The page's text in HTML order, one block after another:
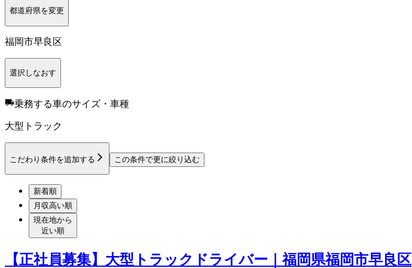
都道府県を変更
福岡市早良区
選択しなおす
乗務する車のサイズ・車種
大型トラック
こだわり条件を追加する この条件で更に絞り込む
新着順
月収高い順
現在地から
近い順
【正社員募集】大型トラックドライバー｜福岡県福岡市早良区